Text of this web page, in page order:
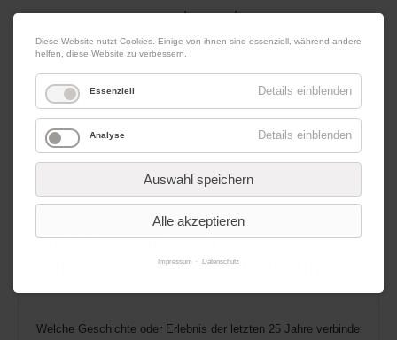
09. August 2026 Impressum|Kontakt|Datenschutz
Werbung
Menü
von Redaktion
HIPPOLOGICA: Tolle
Mitmachaktion zum Jubiläum
Welche Geschichte oder Erlebnis der letzten 25 Jahre verbindet
Diese Website nutzt Cookies. Einige von ihnen sind essenziell, während andere
helfen, diese Website zu verbessern.
Essenziell Details einblenden
Analyse Details einblenden
Auswahl speichern
Alle akzeptieren
Impressum Datenschutz